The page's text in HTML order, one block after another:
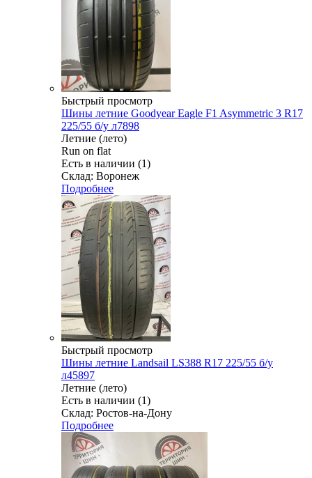
Быстрый просмотр
Шины летние Goodyear Eagle F1 Asymmetric 3 R17
225/55 б/у л7898
Летние (лето)
Run on flat
Есть в наличии (1)
Склад: Воронеж
Подробнее
Быстрый просмотр
Шины летние Landsail LS388 R17 225/55 б/у
л45897
Летние (лето)
Есть в наличии (1)
Склад: Ростов-на-Дону
Подробнее